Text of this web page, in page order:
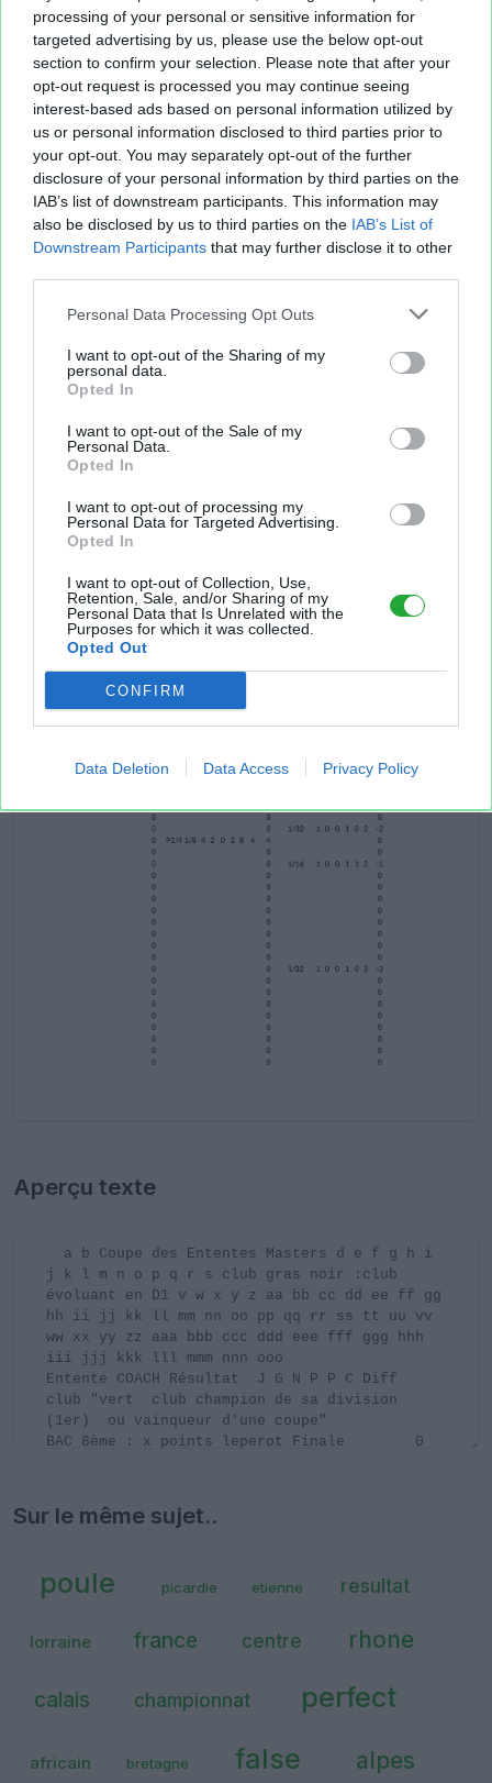
processing of your personal or sensitive information for
targeted advertising by us, please use the below opt-out
section to confirm your selection. Please note that after your
opt-out request is processed you may continue seeing
interest-based ads based on personal information utilized by
us or personal information disclosed to third parties prior to
your opt-out. You may separately opt-out of the further
disclosure of your personal information by third parties on the
IAB’s list of downstream participants. This information may
also be disclosed by us to third parties on the IAB’s List of
Downstream Participants that may further disclose it to other
Personal Data Processing Opt Outs
I want to opt-out of the Sharing of my
personal data.
Opted In
I want to opt-out of the Sale of my
Personal Data.
Opted In
I want to opt-out of processing my
Personal Data for Targeted Advertising.
Opted In
I want to opt-out of Collection, Use,
Retention, Sale, and/or Sharing of my
Personal Data that Is Unrelated with the
Purposes for which it was collected.
Opted Out
CONFIRM
Data Deletion Data Access Privacy Policy
Aperçu texte
Sur le même sujet..
poule picardie etienne resultat
lorraine france centre rhone
calais championnat perfect
africain bretagne false alpes